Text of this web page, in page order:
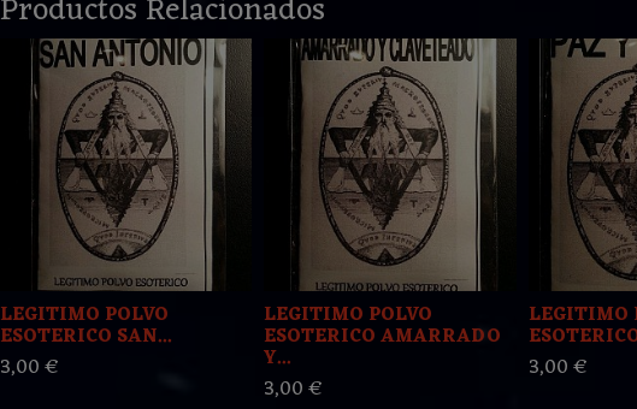
LEGITIMO POLVO
ESOTERICO SAN...
3,00 €
LEGITIMO POLVO
ESOTERICO AMARRADO
Y...
3,00 €
LEGITIMO
3,00 €